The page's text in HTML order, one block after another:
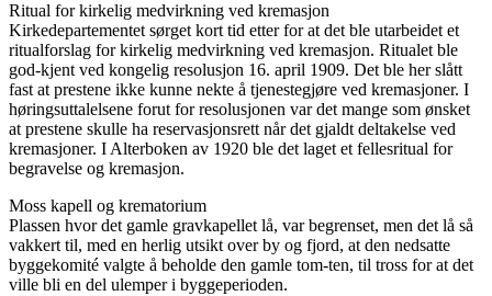
Ritual for kirkelig medvirkning ved kremasjon
Kirkedepartementet sørget kort tid etter for at det ble utarbeidet et
ritualforslag for kirkelig medvirkning ved kremasjon. Ritualet ble
god-kjent ved kongelig resolusjon 16. april 1909. Det ble her slått
fast at prestene ikke kunne nekte å tjenestegjøre ved kremasjoner. I
høringsuttalelsene forut for resolusjonen var det mange som ønsket
at prestene skulle ha reservasjonsrett når det gjaldt deltakelse ved
kremasjoner. I Alterboken av 1920 ble det laget et fellesritual for
begravelse og kremasjon.
Moss kapell og krematorium
Plassen hvor det gamle gravkapellet lå, var begrenset, men det lå så
vakkert til, med en herlig utsikt over by og fjord, at den nedsatte
byggekomité valgte å beholde den gamle tom-ten, til tross for at det
ville bli en del ulemper i byggeperioden.